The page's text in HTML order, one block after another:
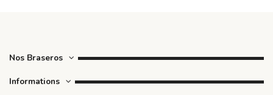
Nos Braseros
Informations